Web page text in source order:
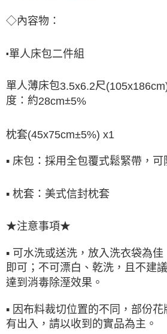
◇內容物：
▪單人床包二件組
單人薄床包3.5x6.2尺
度：約28cm±5%
枕套(45x75cm±5%) x1
▪ 床包：採用全包覆式鬆緊帶，可
▪ 枕套：美式信封枕套
★注意事項★
▪ 可水洗或送洗，放入洗衣袋為
即可；不可漂白、乾洗，且不建
達到消毒除溼效果。
▪ 因布料裁切位置的不同，部份
有出入，請以收到的實品為主。